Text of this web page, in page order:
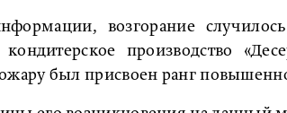
возгорание
кондитерское производство
был присвоен ранг